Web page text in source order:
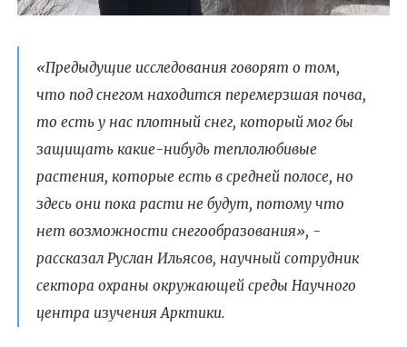
«Предыдущие исследования говорят о том,
что под снегом находится перемерзшая почва,
то есть у нас плотный снег, который мог бы
защищать какие-нибудь теплолюбивые
растения, которые есть в средней полосе, но
здесь они пока расти не будут, потому что
нет возможности снегообразования», -
рассказал Руслан Ильясов, научный сотрудник
сектора охраны окружающей среды Научного
центра изучения Арктики.